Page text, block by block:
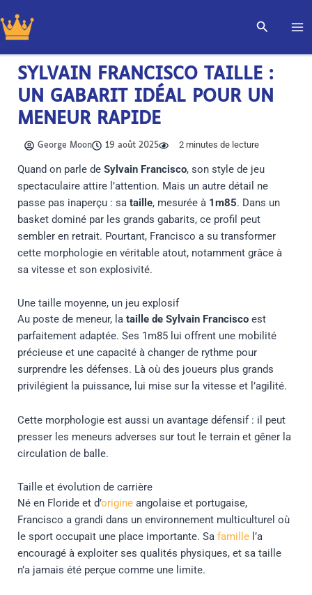
au
contenu
SYLVAIN FRANCISCO TAILLE :
UN GABARIT IDÉAL POUR UN
MENEUR RAPIDE
George Moon 19 août 2025 2minutes de lecture
Quand on parle de Sylvain Francisco, son style de jeu
spectaculaire attire l’attention. Mais un autre détail ne
passe pas inaperçu : sa taille, mesurée à 1m85. Dans un
basket dominé par les grands gabarits, ce profil peut
sembler en retrait. Pourtant, Francisco a su transformer
cette morphologie en véritable atout, notamment grâce à
sa vitesse et son explosivité.
Une taille moyenne, un jeu explosif
Au poste de meneur, la taille de Sylvain Franciscoest
parfaitement adaptée. Ses 1m85 lui offrent une mobilité
précieuse et une capacité à changer de rythme pour
surprendre les défenses. Là où des joueurs plus grands
privilégient la puissance, lui mise sur la vitesse et l’agilité.
Cette morphologie est aussi un avantage défensif : il peut
presser les meneurs adverses sur tout le terrain et gêner la
circulation de balle.
Taille et évolution de carrière
Né en Floride et d’origineangolaise et portugaise,
Francisco a grandi dans un environnement multiculturel où
le sport occupait une place importante. Sa famillel’a
encouragé à exploiter ses qualités physiques, et sa taille
n’a jamais été perçue comme une limite.